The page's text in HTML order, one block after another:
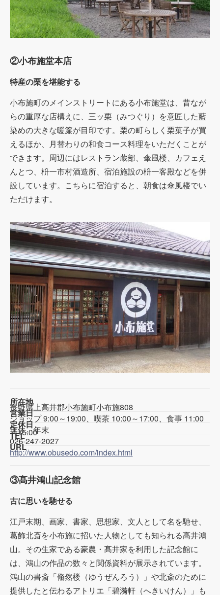
②小布施堂本店
特産の栗を堪能する
小布施町のメインストリートにある小布施堂は、昔なが
らの重厚な店構えに、三ッ栗（みつぐり）を意匠した藍
染めの大きな暖簾が目印です。栗の町らしく栗菓子が買
えるほか、月替わりの和食コース料理をいただくことが
できます。周辺にはレストラン蔵部、傘風楼、カフェえ
んとつ、枡一市村酒造所、宿泊施設の枡一客殿などを併
設しています。こちらに宿泊すると、朝食は傘風楼でい
ただけます。
所在地
長野県上高井郡小布施町小布施808
営業日
ショップ 9:00～19:00、喫茶 10:00～17:00、食事 11:00
～15:00
定休日
無休、年末
TEL
026-247-2027
URL
http://www.obusedo.com/index.html
③髙井鴻山記念館
古に思いを馳せる
江戸末期、画家、書家、思想家、文人として名を馳せ、
葛飾北斎を小布施に招いた人物としても知られる髙井鴻
山。その生家である豪農・髙井家を利用した記念館に
は、鴻山の作品の数々と関係資料が展示されています。
鴻山の書斎「翛然楼（ゆうぜんろう）」や北斎のために
提供したと伝わるアトリエ「碧漪軒（へきいけん）」も